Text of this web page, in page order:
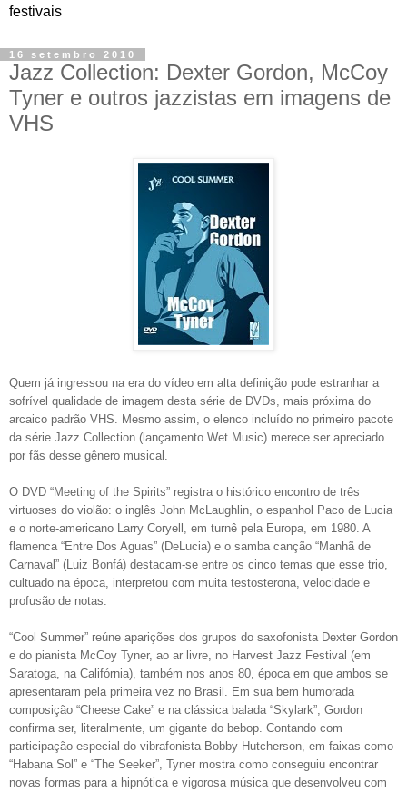
festivais
16 setembro 2010
Jazz Collection: Dexter Gordon, McCoy
Tyner e outros jazzistas em imagens de
VHS
Quem já ingressou na era do vídeo em alta definição pode estranhar a
sofrível qualidade de imagem desta série de DVDs, mais próxima do
arcaico padrão VHS. Mesmo assim, o elenco incluído no primeiro pacote
da série Jazz Collection (lançamento Wet Music) merece ser apreciado
por fãs desse gênero musical.
O DVD “Meeting of the Spirits” registra o histórico encontro de três
virtuoses do violão: o inglês John McLaughlin, o espanhol Paco de Lucia
e o norte-americano Larry Coryell, em turnê pela Europa, em 1980. A
flamenca “Entre Dos Aguas” (DeLucia) e o samba canção “Manhã de
Carnaval” (Luiz Bonfá) destacam-se entre os cinco temas que esse trio,
cultuado na época, interpretou com muita testosterona, velocidade e
profusão de notas.
“Cool Summer” reúne aparições dos grupos do saxofonista Dexter Gordon
e do pianista McCoy Tyner, ao ar livre, no Harvest Jazz Festival (em
Saratoga, na Califórnia), também nos anos 80, época em que ambos se
apresentaram pela primeira vez no Brasil. Em sua bem humorada
composição “Cheese Cake” e na clássica balada “Skylark”, Gordon
confirma ser, literalmente, um gigante do bebop. Contando com
participação especial do vibrafonista Bobby Hutcherson, em faixas como
“Habana Sol” e “The Seeker”, Tyner mostra como conseguiu encontrar
novas formas para a hipnótica e vigorosa música que desenvolveu com